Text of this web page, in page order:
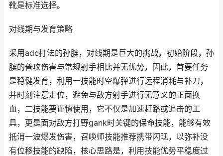
靴是标准选择。
对线期与发育策略
采用adc打法的孙膑，对线期是巨大的挑战，初始阶段，孙
膑的普攻伤害与常规射手相比并无优势，因此，首要任务
是稳健发育，利用一技能时空爆弹进行远程消耗与补刀，
并时刻注意走位，避免与敌方射手进行无意义的正面换
血，二技能要谨慎使用，它不仅是加速赶路或追击的工
具，更是面对敌方打野gank时关键的保命技能，能够有效
抵消一波爆发伤害，召唤师技能推荐携带闪现，以弥补没
有位移技能的缺陷，核心思路是，利用技能优势平稳度过